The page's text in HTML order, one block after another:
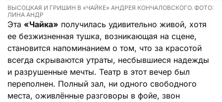
ВЫСОЦКАЯ И ГРИШИН В «ЧАЙКЕ» АНДРЕЯ КОНЧАЛОВСКОГО. ФОТО:
ЛИНА АНДР
Эта «Чайка» получилась удивительно живой, хотя
ее безжизненная тушка, возникающая на сцене,
становится напоминанием о том, что за красотой
всегда скрываются утраты, несбывшиеся надежды
и разрушенные мечты. Театр в этот вечер был
переполнен. Полный зал, ни одного свободного
места, оживлённые разговоры в фойе, звон